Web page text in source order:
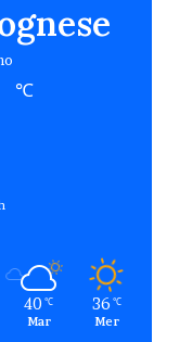
℃
40 ℃
Mar
36 ℃
Mer